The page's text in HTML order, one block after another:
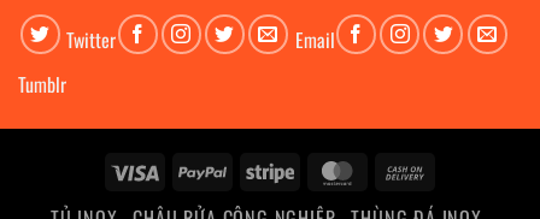
Twitter
Email
Tumblr
Visa PayPal Stripe MasterCard